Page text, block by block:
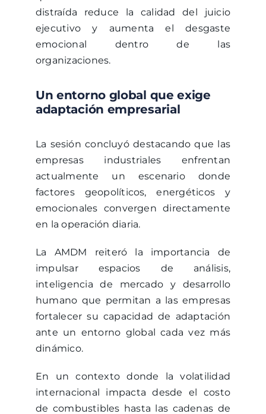
distraída reduce la calidad del juicio
ejecutivo y aumenta el desgaste
emocional dentro de las
organizaciones.
Un entorno global que exige
adaptación empresarial
La sesión concluyó destacando que las
empresas industriales enfrentan
actualmente un escenario donde
factores geopolíticos, energéticos y
emocionales convergen directamente
en la operación diaria.
La AMDM reiteró la importancia de
impulsar espacios de análisis,
inteligencia de mercado y desarrollo
humano que permitan a las empresas
fortalecer su capacidad de adaptación
ante un entorno global cada vez más
dinámico.
En un contexto donde la volatilidad
internacional impacta desde el costo
de combustibles hasta las cadenas de